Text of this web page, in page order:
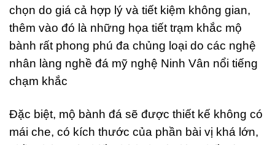
chọn do giá cả hợp lý và tiết kiệm không gian,
thêm vào đó là những họa tiết trạm khắc mộ
bành rất phong phú đa chủng loại do các nghệ
nhân làng nghề đá mỹ nghệ Ninh Vân nổi tiếng
chạm khắc
Đặc biệt, mộ bành đá sẽ được thiết kế không có
mái che, có kích thước của phần bài vị khá lớn,